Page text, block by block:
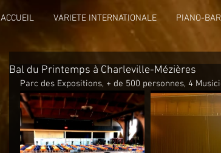
ACCUEIL VARIETE INTERNATIONALE PIANO-BAR
Bal du Printemps à Charleville-Mézières
Parc des Expositions, + de 500 personnes, 4